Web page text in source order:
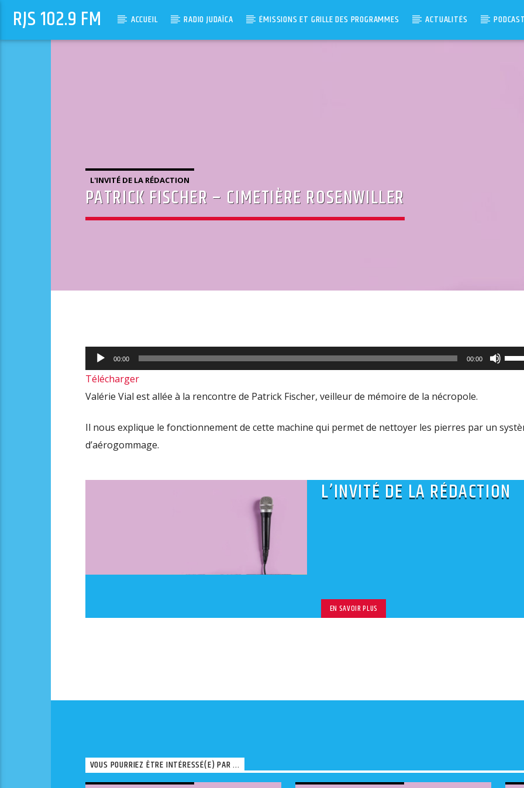
RJS 102.9 FM ACCUEIL RADIO JUDAÏCA ÉMISSIONS ET GRILLE DES PROGRAMMES ACTUALITÉS
L'INVITÉ DE LA RÉDACTION
PATRICK FISCHER – CIMETIÈRE ROSENWILLER
Lecteur
audio
00:00 00:00
les
pour
le
Télécharger
Valérie Vial est allée à la rencontre de Patrick Fischer, veilleur de mémoire de la nécropole.
Il nous explique le fonctionnement de cette machine qui permet de nettoyer les pierres par un
d’aérogommage.
L’INVITÉ DE LA RÉDACTION
EN SAVOIR PLUS
VOUS POURRIEZ ÊTRE INTÉRESSÉ(E) PAR ...